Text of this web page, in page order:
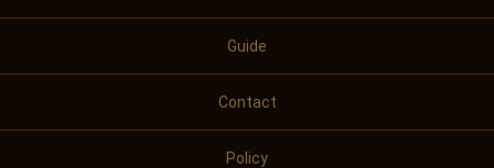
Guide
Contact
Policy